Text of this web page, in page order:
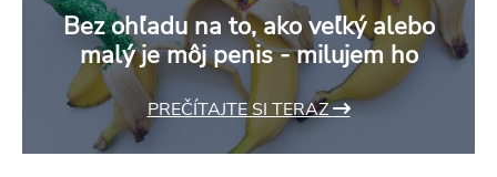
Bez ohľadu na to, ako veľký alebo
malý je môj penis - milujem ho
PREČÍTAJTE SI TERAZ